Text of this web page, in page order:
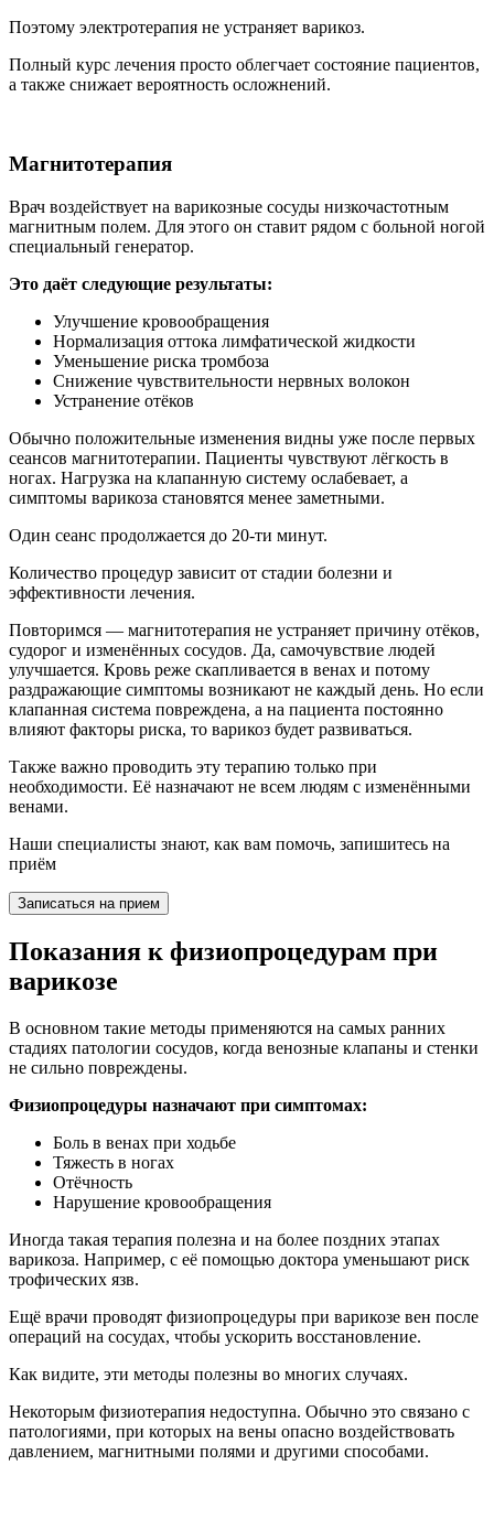
Поэтому электротерапия не устраняет варикоз.
Полный курс лечения просто облегчает состояние пациентов,
а также снижает вероятность осложнений.
Магнитотерапия
Врач воздействует на варикозные сосуды низкочастотным
магнитным полем. Для этого он ставит рядом с больной ногой
специальный генератор.
Это даёт следующие результаты:
Улучшение кровообращения
Нормализация оттока лимфатической жидкости
Уменьшение риска тромбоза
Снижение чувствительности нервных волокон
Устранение отёков
Обычно положительные изменения видны уже после первых
сеансов магнитотерапии. Пациенты чувствуют лёгкость в
ногах. Нагрузка на клапанную систему ослабевает, а
симптомы варикоза становятся менее заметными.
Один сеанс продолжается до 20-ти минут.
Количество процедур зависит от стадии болезни и
эффективности лечения.
Повторимся — магнитотерапия не устраняет причину отёков,
судорог и изменённых сосудов. Да, самочувствие людей
улучшается. Кровь реже скапливается в венах и потому
раздражающие симптомы возникают не каждый день. Но если
клапанная система повреждена, а на пациента постоянно
влияют факторы риска, то варикоз будет развиваться.
Также важно проводить эту терапию только при
необходимости. Её назначают не всем людям с изменёнными
венами.
Наши специалисты знают, как вам помочь, запишитесь на
приём
Записаться на прием
Показания к физиопроцедурам при
варикозе
В основном такие методы применяются на самых ранних
стадиях патологии сосудов, когда венозные клапаны и стенки
не сильно повреждены.
Физиопроцедуры назначают при симптомах:
Боль в венах при ходьбе
Тяжесть в ногах
Отёчность
Нарушение кровообращения
Иногда такая терапия полезна и на более поздних этапах
варикоза. Например, с её помощью доктора уменьшают риск
трофических язв.
Ещё врачи проводят физиопроцедуры при варикозе вен после
операций на сосудах, чтобы ускорить восстановление.
Как видите, эти методы полезны во многих случаях.
Некоторым физиотерапия недоступна. Обычно это связано с
патологиями, при которых на вены опасно воздействовать
давлением, магнитными полями и другими способами.